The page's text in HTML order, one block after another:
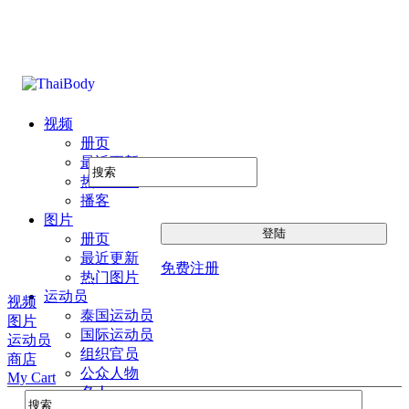
视频
册页
最近更新
热门图片
播客
图片
册页
最近更新
热门图片
运动员
泰国运动员
国际运动员
组织官员
公众人物
名人
免费注册
视频
图片
运动员
商店
My Cart